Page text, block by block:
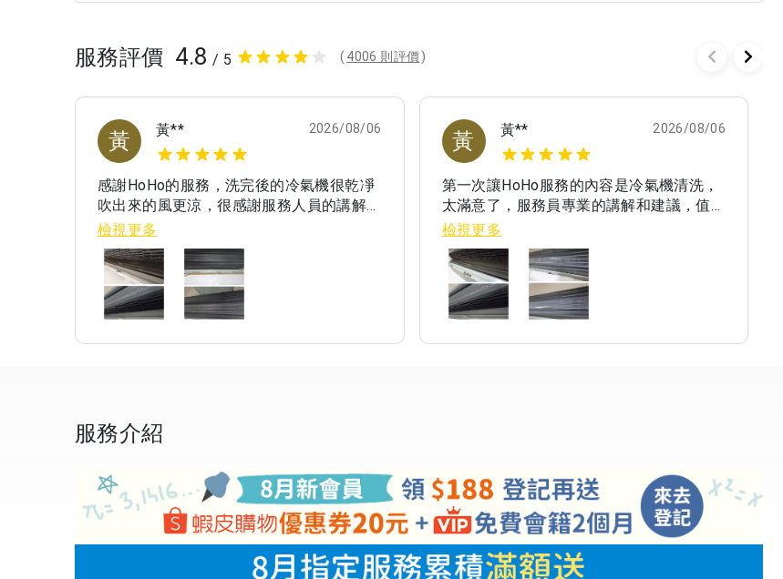
服務評價 4.8 / 5 ( 4006 則評價 )
黃 黃** 2026/08/06
感謝HoHo的服務，洗完後的冷氣機很乾凈
吹出來的風更涼，很感謝服務人員的講解和
建議，值得推薦給大家！
檢視更多
黃 黃** 2026/08/06
第一次讓HoHo服務的內容是冷氣機清洗，
太滿意了，服務員專業的講解和建議，值得
推薦給各位！
檢視更多
服務介紹